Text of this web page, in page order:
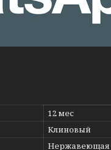
12 мес
Клиновый
Нержавеющая